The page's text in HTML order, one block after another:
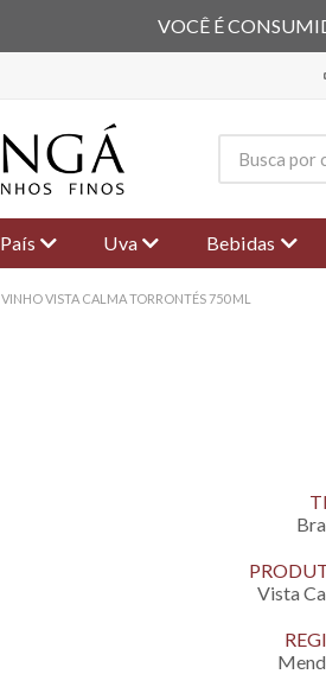
VOCÊ É
País Uva Bebidas
VINHO VISTA CALMA TORRONTÉS 750 ML
Vista